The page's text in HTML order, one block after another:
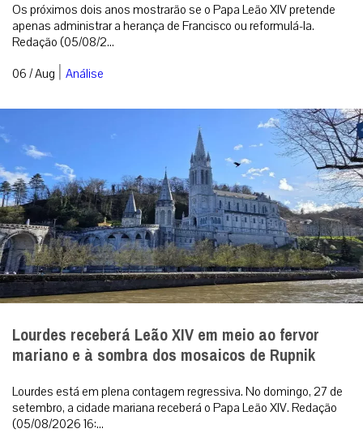
Os próximos dois anos mostrarão se o Papa Leão XIV pretende
apenas administrar a herança de Francisco ou reformulá-la.
Redação (05/08/2...
06 / Aug | Análise
Lourdes receberá Leão XIV em meio ao fervor
mariano e à sombra dos mosaicos de Rupnik
Lourdes está em plena contagem regressiva. No domingo, 27 de
setembro, a cidade mariana receberá o Papa Leão XIV. Redação
(05/08/2026 16:...